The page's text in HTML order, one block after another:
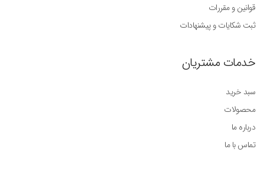
قوانین و مقررات
ثبت شکایات و پیشنهادات
خدمات مشتریان
سبد خرید
محصولات
درباره ما
تماس با ما